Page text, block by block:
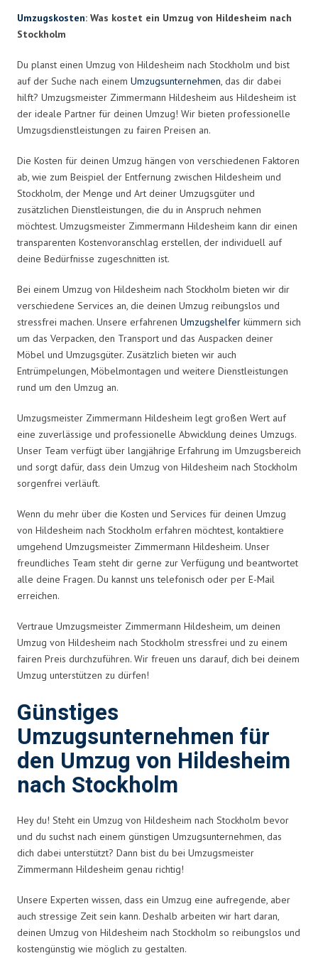
Umzugskosten: Was kostet ein Umzug von Hildesheim nach
Stockholm
Du planst einen Umzug von Hildesheim nach Stockholm und bist
auf der Suche nach einem Umzugsunternehmen, das dir dabei
hilft? Umzugsmeister Zimmermann Hildesheim aus Hildesheim ist
der ideale Partner für deinen Umzug! Wir bieten professionelle
Umzugsdienstleistungen zu fairen Preisen an.
Die Kosten für deinen Umzug hängen von verschiedenen Faktoren
ab, wie zum Beispiel der Entfernung zwischen Hildesheim und
Stockholm, der Menge und Art deiner Umzugsgüter und
zusätzlichen Dienstleistungen, die du in Anspruch nehmen
möchtest. Umzugsmeister Zimmermann Hildesheim kann dir einen
transparenten Kostenvoranschlag erstellen, der individuell auf
deine Bedürfnisse zugeschnitten ist.
Bei einem Umzug von Hildesheim nach Stockholm bieten wir dir
verschiedene Services an, die deinen Umzug reibungslos und
stressfrei machen. Unsere erfahrenen Umzugshelfer kümmern sich
um das Verpacken, den Transport und das Auspacken deiner
Möbel und Umzugsgüter. Zusätzlich bieten wir auch
Entrümpelungen, Möbelmontagen und weitere Dienstleistungen
rund um den Umzug an.
Umzugsmeister Zimmermann Hildesheim legt großen Wert auf
eine zuverlässige und professionelle Abwicklung deines Umzugs.
Unser Team verfügt über langjährige Erfahrung im Umzugsbereich
und sorgt dafür, dass dein Umzug von Hildesheim nach Stockholm
sorgenfrei verläuft.
Wenn du mehr über die Kosten und Services für deinen Umzug
von Hildesheim nach Stockholm erfahren möchtest, kontaktiere
umgehend Umzugsmeister Zimmermann Hildesheim. Unser
freundliches Team steht dir gerne zur Verfügung und beantwortet
alle deine Fragen. Du kannst uns telefonisch oder per E-Mail
erreichen.
Vertraue Umzugsmeister Zimmermann Hildesheim, um deinen
Umzug von Hildesheim nach Stockholm stressfrei und zu einem
fairen Preis durchzuführen. Wir freuen uns darauf, dich bei deinem
Umzug unterstützen zu dürfen!
Günstiges
Umzugsunternehmen für
den Umzug von Hildesheim
nach Stockholm
Hey du! Steht ein Umzug von Hildesheim nach Stockholm bevor
und du suchst nach einem günstigen Umzugsunternehmen, das
dich dabei unterstützt? Dann bist du bei Umzugsmeister
Zimmermann Hildesheim genau richtig!
Unsere Experten wissen, dass ein Umzug eine aufregende, aber
auch stressige Zeit sein kann. Deshalb arbeiten wir hart daran,
deinen Umzug von Hildesheim nach Stockholm so reibungslos und
kostengünstig wie möglich zu gestalten.